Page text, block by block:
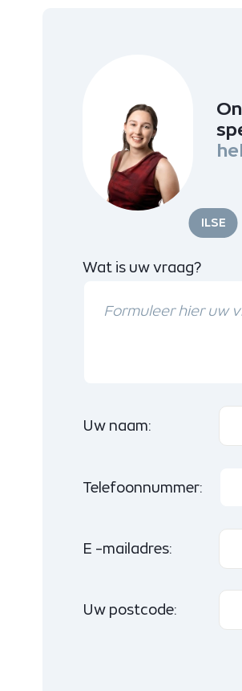
ILSE
Wat is uw vraag?
Uw naam:
Telefoonnummer:
E -mailadres:
Uw postcode: